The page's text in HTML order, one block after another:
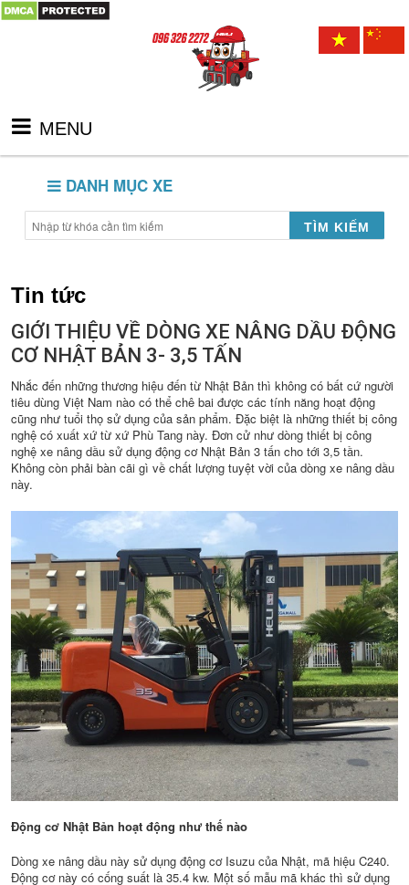
MENU
DANH MỤC XE
TÌM KIẾM
Tin tức
GIỚI THIỆU VỀ DÒNG XE NÂNG DẦU ĐỘNG
CƠ NHẬT BẢN 3- 3,5 TẤN
Nhắc đến những thương hiệu đến từ Nhật Bản thì không có bất cứ người
tiêu dùng Việt Nam nào có thể chê bai được các tính năng hoạt động
cũng như tuổi thọ sử dụng của sản phẩm. Đặc biệt là những thiết bị công
nghệ có xuất xứ từ xứ Phù Tang này. Đơn cử như dòng thiết bị công
nghệ xe nâng dầu sử dụng động cơ Nhật Bản 3 tấn cho tới 3,5 tần.
Không còn phải bàn cãi gì về chất lượng tuyệt vời của dòng xe nâng dầu
này.
Động cơ Nhật Bản hoạt động như thế nào
Dòng xe nâng dầu này sử dụng động cơ Isuzu của Nhật, mã hiệu C240.
Động cơ này có cống suất là 35.4 kw. Một số mẫu mã khác thì sử dụng